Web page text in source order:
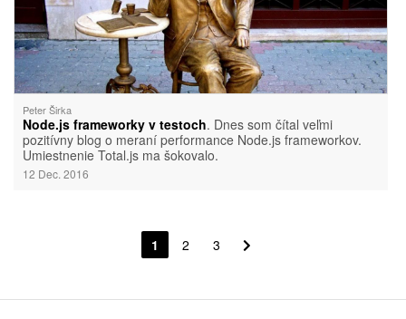
Peter Širka
Node.js frameworky v testoch. Dnes som čítal veľmi
pozitívny blog o meraní performance Node.js frameworkov.
Umiestnenie Total.js ma šokovalo.
12 Dec. 2016
1 2 3